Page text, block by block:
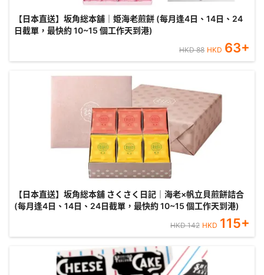
【日本直送】坂角総本舖｜姫海老煎餅 (每月逢4日、14日、24
日截單，最快約 10~15 個工作天到港)
HKD88 HKD 63+
【日本直送】坂角総本舖 さくさく日記｜海老×帆立貝煎餅詰合
(每月逢4日、14日、24日截單，最快約 10~15 個工作天到港)
HKD142 HKD 115+